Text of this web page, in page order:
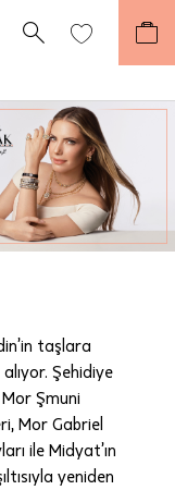
taşlara
Şehidiye
Şmuni
Mor Gabriel
ile Midyat’ın
yeniden